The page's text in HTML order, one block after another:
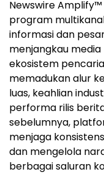
Newswire
program
informasi dan
menjangkau
ekosistem
memadukan alur
luas, keahlian
performa rilis
sebelumnya,
menjaga
dan mengelola
berbagai saluran